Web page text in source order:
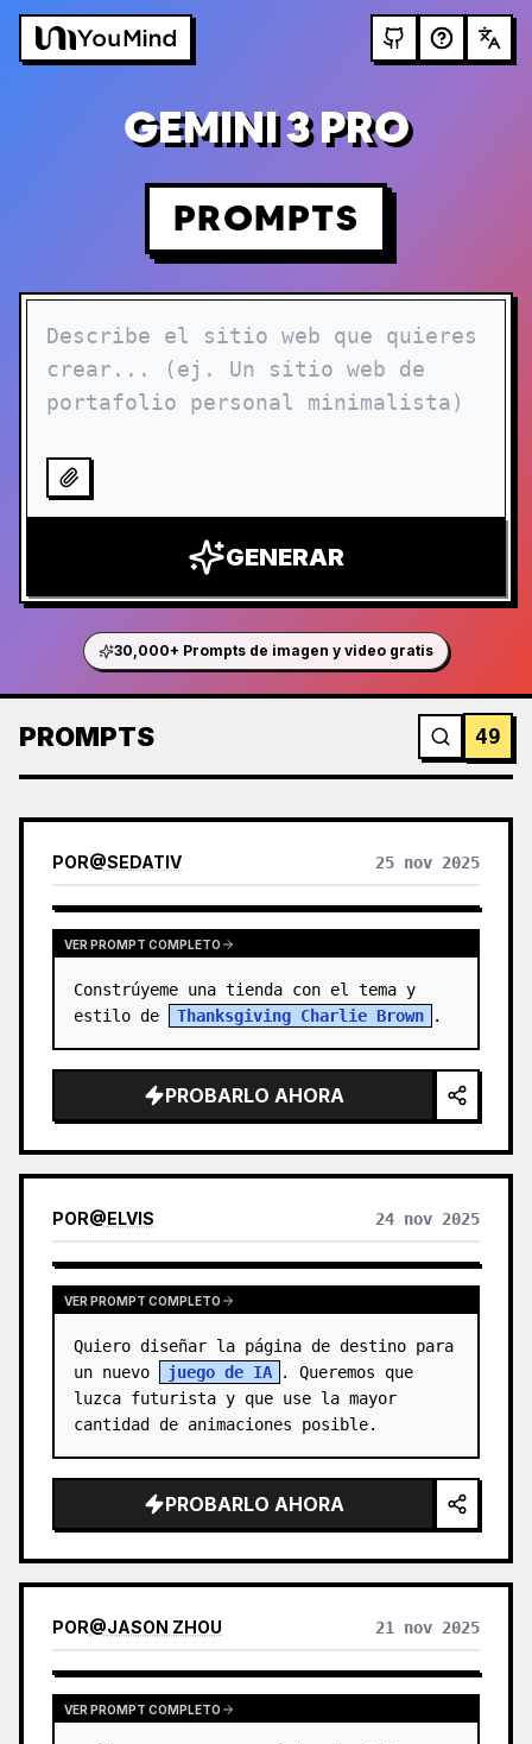
GEMINI 3 PRO
PROMPTS
GENERAR
30,000+ Prompts de imagen y video gratis
PROMPTS 49
POR@SEDATIV 25 nov 2025
VER PROMPT COMPLETO
Constrúyeme una tienda con el tema y
estilo de
Thanksgiving Charlie Brown .
PROBARLO AHORA
POR@ELVIS 24 nov 2025
VER PROMPT COMPLETO
Quiero diseñar la página de destino para
un nuevo
juego de IA
. Queremos que
luzca futurista y que use la mayor
cantidad de animaciones posible.
PROBARLO AHORA
POR@JASON ZHOU 21 nov 2025
VER PROMPT COMPLETO